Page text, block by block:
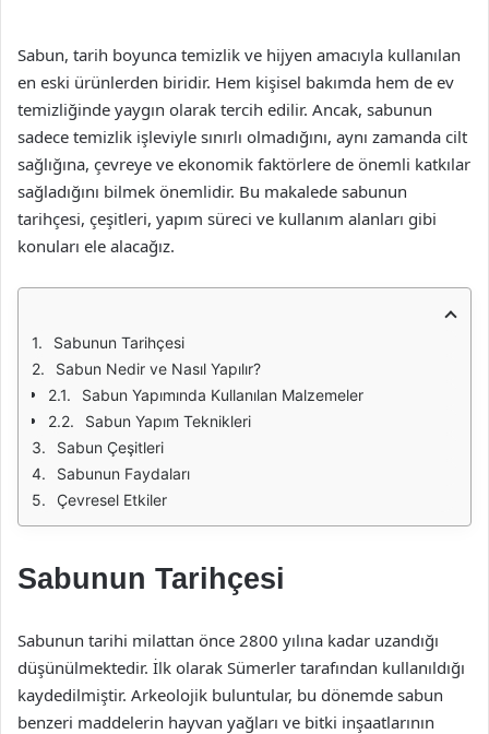
Sabun, tarih boyunca temizlik ve hijyen amacıyla kullanılan
en eski ürünlerden biridir. Hem kişisel bakımda hem de ev
temizliğinde yaygın olarak tercih edilir. Ancak, sabunun
sadece temizlik işleviyle sınırlı olmadığını, aynı zamanda cilt
sağlığına, çevreye ve ekonomik faktörlere de önemli katkılar
sağladığını bilmek önemlidir. Bu makalede sabunun
tarihçesi, çeşitleri, yapım süreci ve kullanım alanları gibi
konuları ele alacağız.
Sabunun Tarihçesi
Sabun Nedir ve Nasıl Yapılır?
Sabun Yapımında Kullanılan Malzemeler
Sabun Yapım Teknikleri
Sabun Çeşitleri
Sabunun Faydaları
Çevresel Etkiler
Sabunun Tarihçesi
Sabunun tarihi milattan önce 2800 yılına kadar uzandığı
düşünülmektedir. İlk olarak Sümerler tarafından kullanıldığı
kaydedilmiştir. Arkeolojik buluntular, bu dönemde sabun
benzeri maddelerin hayvan yağları ve bitki inşaatlarının